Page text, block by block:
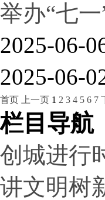
举办“七
2025-06-
2025-06-
首页 上一页 1 2 3 4 5 6 7
栏目导航
创城进行
讲文明树